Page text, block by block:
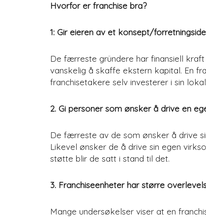
Hvorfor er franchise bra?
1: Gir eieren av et konsept/
De færreste gründere har finansiell
vanskelig å skaffe ekstern kapital. En
franchisetakere selv investerer i sin
2. Gi personer som ønsker å drive en
De færreste av de som ønsker å drive
Likevel ønsker de å drive sin egen
støtte blir de satt i stand til det.
3. Franchiseenheter har større
Mange undersøkelser viser at en